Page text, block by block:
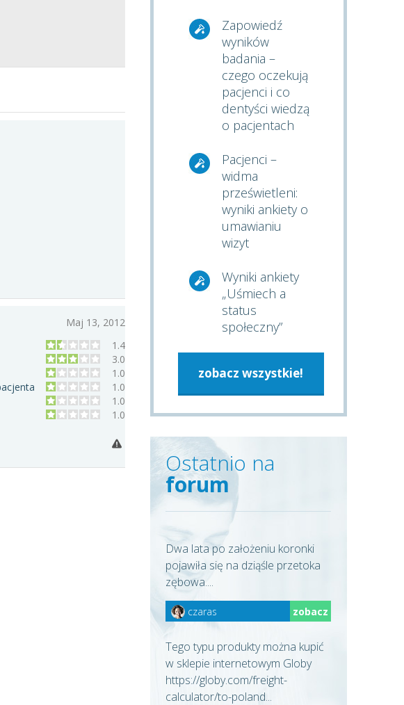
Maj 13, 2012
1.4
3.0
1.0
1.0
1.0
1.0
Zapowiedź
wyników
badania –
czego oczekują
pacjenci i co
dentyści wiedzą
o pacjentach
Pacjenci –
widma
prześwietleni:
wyniki ankiety o
umawianiu
wizyt
Wyniki ankiety
„Uśmiech a
status
społeczny”
zobacz wszystkie!
Ostatnio na
forum
Dwa lata po założeniu koronki
pojawiła się na dziąśle przetoka
zębowa....
czaras zobacz
Tego typu produkty można kupić
w sklepie internetowym Globy
https://globy.com/freight-
calculator/to-poland...